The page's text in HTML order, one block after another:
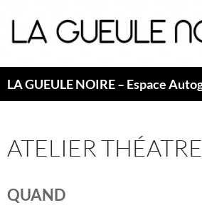
au
contenu
ATELIER THÉATRE
QUAND